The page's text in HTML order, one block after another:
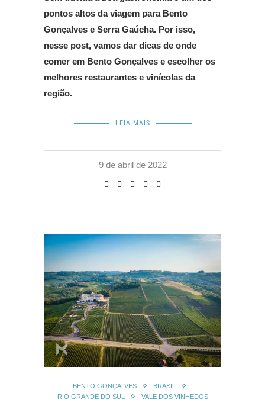
pontos altos da viagem para Bento
Gonçalves e Serra Gaúcha. Por isso,
nesse post, vamos dar dicas de onde
comer em Bento Gonçalves e escolher os
melhores restaurantes e vinícolas da
região.
LEIA MAIS
9 de abril de 2022
BENTO GONÇALVES
BRASIL
RIO GRANDE DO SUL
VALE DOS VINHEDOS